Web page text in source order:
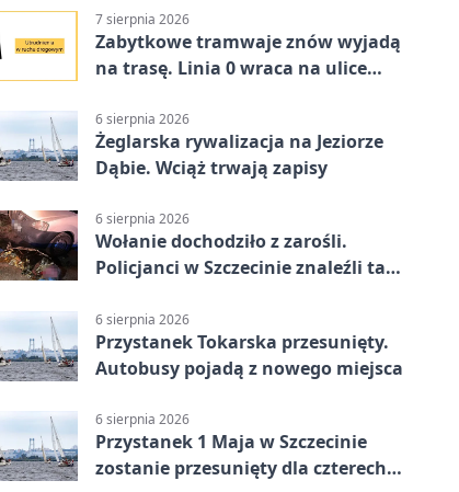
7 sierpnia 2026
Zabytkowe tramwaje znów wyjadą
na trasę. Linia 0 wraca na ulice
6 sierpnia 2026
Żeglarska rywalizacja na Jeziorze
Dąbie. Wciąż trwają zapisy
6 sierpnia 2026
Wołanie dochodziło z zarośli.
Policjanci w Szczecinie znaleźli tam
6 sierpnia 2026
Przystanek Tokarska przesunięty.
Autobusy pojadą z nowego miejsca
6 sierpnia 2026
Przystanek 1 Maja w Szczecinie
zostanie przesunięty dla czterech